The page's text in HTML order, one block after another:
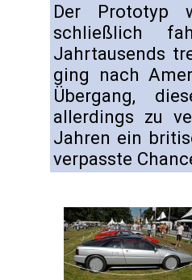
Der Prototyp
schließlich
Jahrtausends
ging nach
Übergang,
allerdings zu
Jahren ein
verpasste